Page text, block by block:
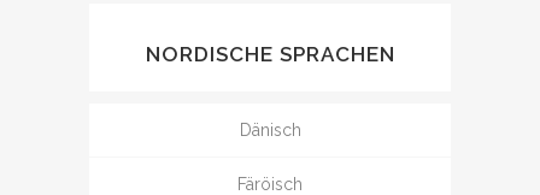
NORDISCHE SPRACHEN
Dänisch
Färöisch